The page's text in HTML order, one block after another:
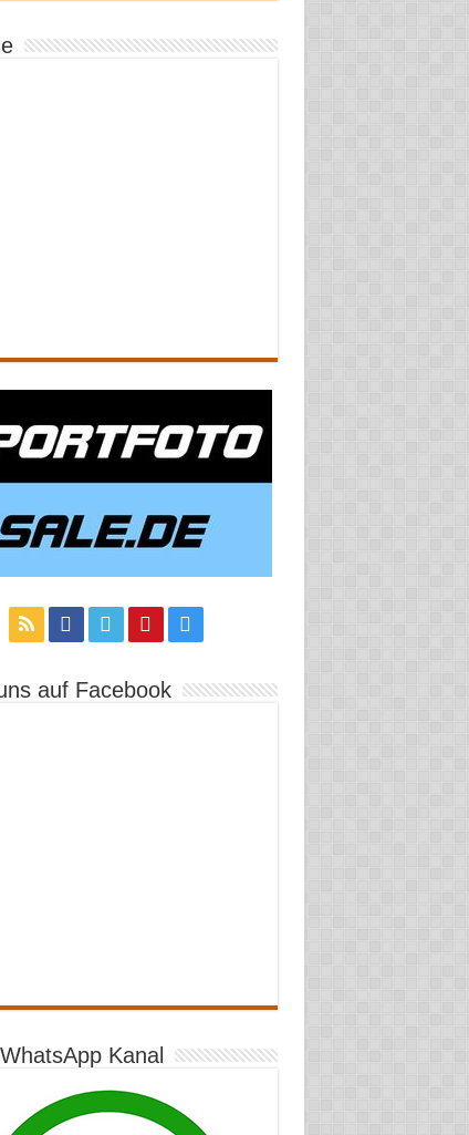
auf Facebook
Kanal